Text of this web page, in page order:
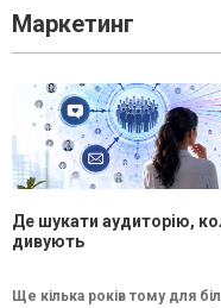
Маркетинг
Де шукати аудиторію,
дивують
Ще кілька років тому для